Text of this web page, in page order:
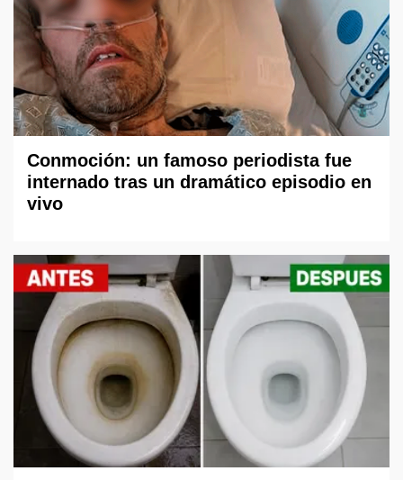
Conmoción: un famoso periodista fue
internado tras un dramático episodio en
vivo